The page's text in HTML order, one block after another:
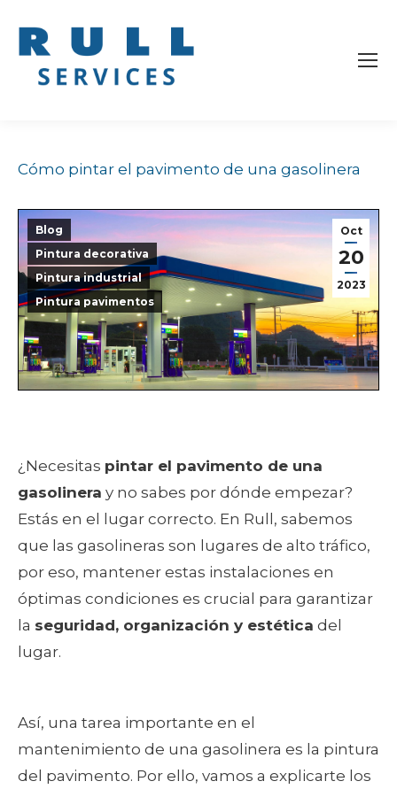
Cómo pintar el pavimento de una gasolinera
Oct
20
2023
Blog
Pintura decorativa
Pintura industrial
Pintura pavimentos
¿Necesitas pintar el pavimento de una
gasolinera y no sabes por dónde empezar?
Estás en el lugar correcto. En Rull, sabemos
que las gasolineras son lugares de alto tráfico,
por eso, mantener estas instalaciones en
óptimas condiciones es crucial para garantizar
la seguridad, organización y estética del
lugar.
Así, una tarea importante en el
mantenimiento de una gasolinera es la pintura
del pavimento. Por ello, vamos a explicarte los